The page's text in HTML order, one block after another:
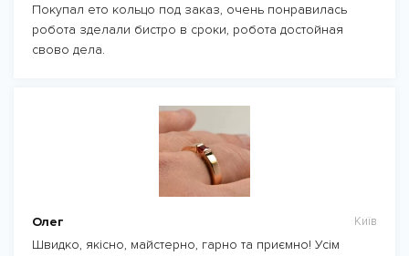
Покупал ето кольцо под заказ, очень понравилась
робота зделали бистро в сроки, робота достойная
свово дела.
Олег Київ
Швидко, якісно, майстерно, гарно та приємно! Усім